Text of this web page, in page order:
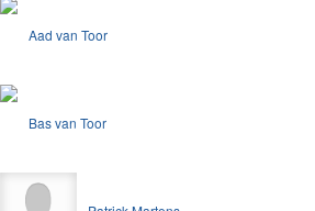
Aad van Toor
Bas van Toor